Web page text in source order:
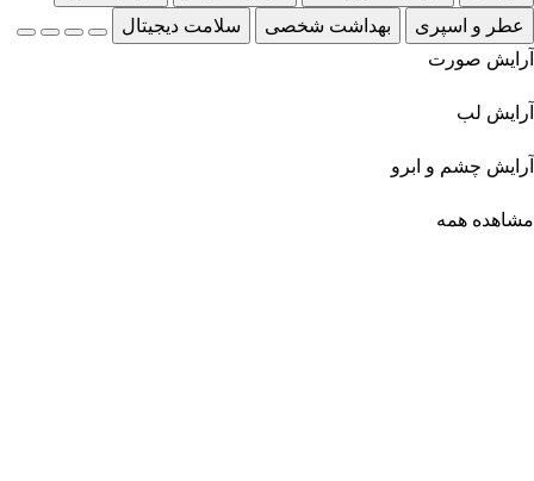
عطر و اسپری
بهداشت شخصی
سلامت دیجیتال
آرایش صورت
آرایش لب
آرایش چشم و ابرو
مشاهده همه